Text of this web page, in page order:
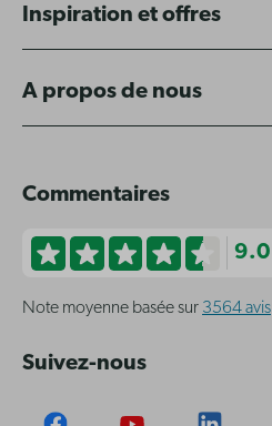
Inspiration et offres
A propos de nous
Commentaires
9.0
Note moyenne basée sur 3564 avis
Suivez-nous